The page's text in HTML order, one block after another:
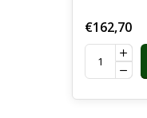
2126, CC-2
€162,70